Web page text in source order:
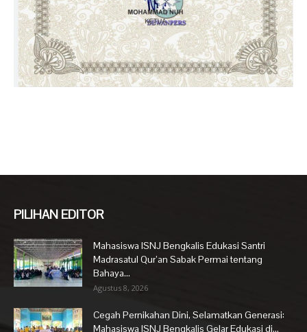
PILIHAN EDITOR
Mahasiswa ISNJ Bengkalis Edukasi Santri
Madrasatul Qur’an Sabak Permai tentang
Bahaya...
Agustus 8, 2026
Cegah Pernikahan Dini, Selamatkan Generasi:
Mahasiswa ISNJ Bengkalis Gelar Edukasi di...